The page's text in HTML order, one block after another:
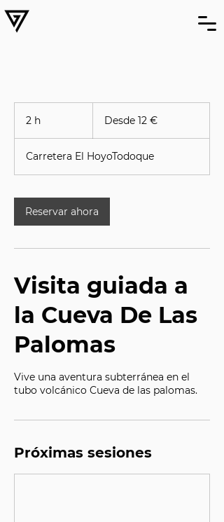
2 h
eurosDesde 12 €
Carretera El HoyoTodoque
Reservar ahora
Visita guiada a
la Cueva De Las
Palomas
Vive una aventura subterránea en el
tubo volcánico Cueva de las palomas.
Próximas sesiones